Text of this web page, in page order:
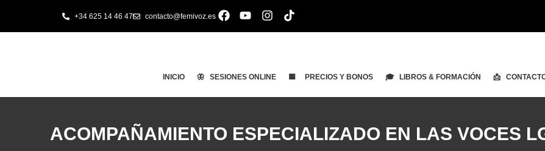
+34 625 14 46 47 contacto@femivoz.es
INICIO 🦋 SESIONES ONLINE 🟨 PRECIOS Y BONOS 🎓 LIBROS & FORMACIÓN 📩
ACOMPAÑAMIENTO ESPECIALIZADO EN LAS VOCES